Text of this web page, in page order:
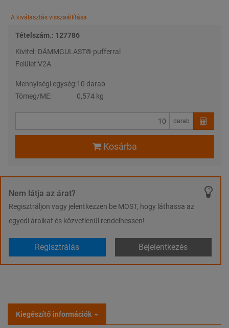
A kiválasztás visszaállítása
Tételszám.: 127786
Kivitel: DÄMMGULAST® pufferral
Felület:V2A
Mennyiségi egység:10 darab
Tömeg/ME:
0,574 kg
darab
Kosárba
Nem látja az árat?
Regisztráljon vagy jelentkezzen be MOST, hogy láthassa az
egyedi áraikat és közvetlenül rendelhessen!
Regisztrálás Bejelentkezés
Kiegészítő információk